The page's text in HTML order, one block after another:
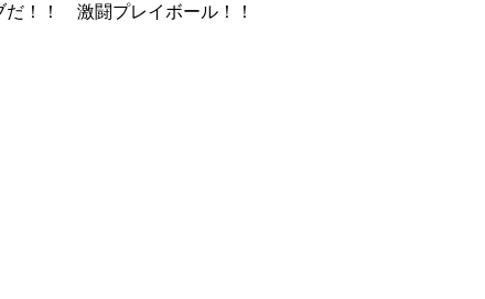
だ！！ 激闘プレイボール！！